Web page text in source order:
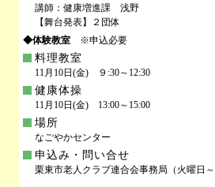
講師：健康増進課 浅野
【舞台発表】２団体
◆体験教室 ※申込必要
料理教室
11月10日(金) ９:30～12:30
健康体操
11月10日(金) 13:00～15:00
場所
なごやかセンター
申込み・問い合せ
栗東市老人クラブ連合会事務局（火曜日